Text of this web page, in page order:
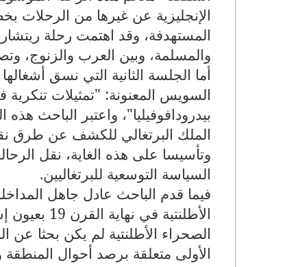
الإنجليزية عن غيرها من الرحلات
المستهدفة، وقد اهتمت رحلة
والمسلمة، وبين العرب والزنوج،
أما الجلسة الثانية التي نسق
السويس المعنونة: "تمثيلات
بيدرودافوفيليا"، واعتبر الباحث
الملك البرتغالي للكشف عن طرق
وتأسيسا على هذه الغاية، نقل
السياسة التوسعية للبرتغاليين.
فيما قدم الباحث عادل جاهل
الأطلنتية
الصحراء الأطلنتية لم يكن بحثا
الأولى متعلقة برصد أحوال